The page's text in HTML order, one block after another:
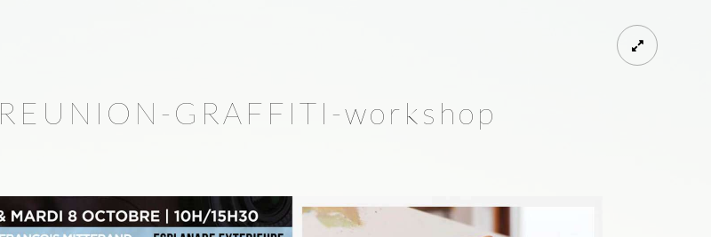
REUNION-GRAFFITI-workshop